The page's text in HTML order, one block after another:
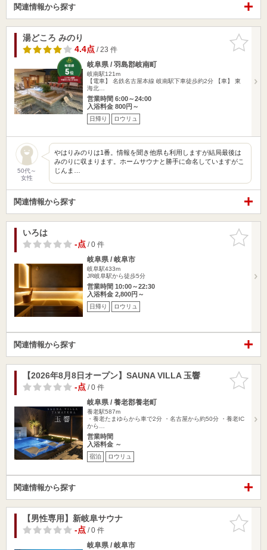
関連情報から探す
お気に入
りに追加
湯どころ みのり
4.4点/ 23 件
岐阜県 / 羽島郡岐南町
岐南駅121m
【電車】 名鉄名古屋本線 岐南駅下車徒歩約2分 【車】 東
海北…
営業時間 6:00～24:00
入浴料金 800円～
日帰り ロウリュ
50代～
女性
やはりみのりは1番。情報を聞き他県も利用しますが結局最後は
みのりに収まります。ホームサウナと勝手に命名していますがこ
じんま…
関連情報から探す
お気に入
りに追加
いろは
-点/ 0 件
岐阜県 / 岐阜市
岐阜駅433m
JR岐阜駅から徒歩5分
営業時間 10:00～22:30
入浴料金 2,800円～
日帰り ロウリュ
関連情報から探す
お気に入
りに追加
【2026年8月8日オープン】SAUNA VILLA 玉響
-点/ 0 件
岐阜県 / 養老郡養老町
養老駅587m
・養老たまゆらから車で2分 ・名古屋から約50分 ・養老IC
から…
営業時間
入浴料金 ～
宿泊 ロウリュ
関連情報から探す
お気に入
りに追加
【男性専用】新岐阜サウナ
-点/ 0 件
岐阜県 / 岐阜市